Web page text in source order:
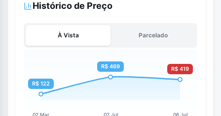
Histórico de Preço
À Vista Parcelado